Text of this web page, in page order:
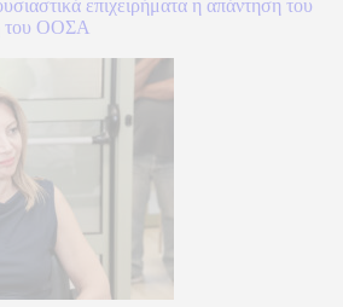
επιχειρήματα η απάντηση του
του ΟΟΣΑ